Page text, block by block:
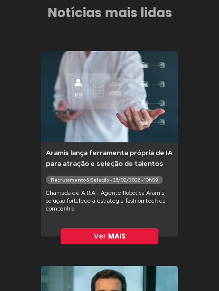
Notícias mais lidas
Aramis lança ferramenta própria de IA
para atração e seleção de talentos
Recrutamento & Seleção - 26/02/2026 - 10h59
Chamada de A.R.A - Agente Robótica Aramis,
solução fortalece a estratégia fashion tech da
companhia
Ver MAIS